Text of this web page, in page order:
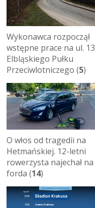
Wykonawca rozpoczął
wstępne prace na ul. 13
Elbląskiego Pułku
Przeciwlotniczego (5)
O włos od tragedii na
Hetmańskiej. 12-letni
rowerzysta najechał na
forda (14)